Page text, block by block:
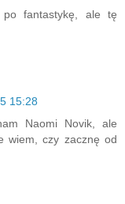
fantastykę, ale tę
15:28
Naomi Novik, ale
wiem, czy zacznę od